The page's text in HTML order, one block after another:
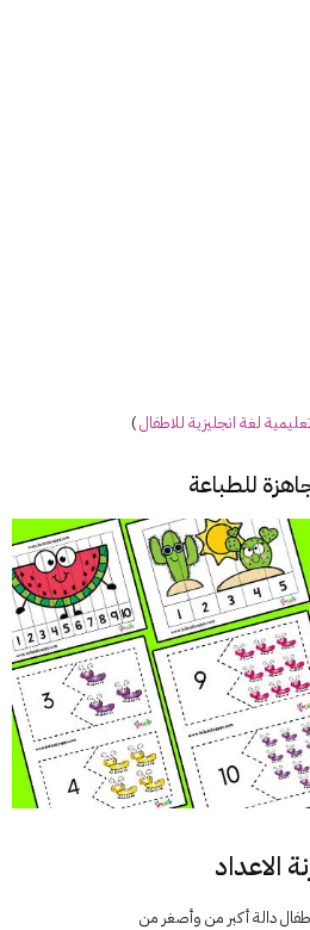
لغة انجليزية للاطفال)
للطباعة
الاعداد
دالة أكبر من وأصغر من